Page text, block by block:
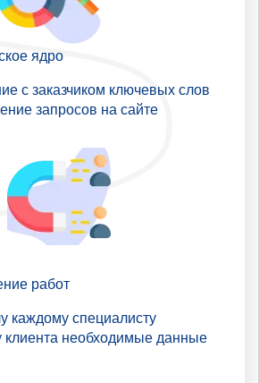
ядро
с заказчиком ключевых слов
запросов на сайте
работ
каждому специалисту
клиента необходимые данные